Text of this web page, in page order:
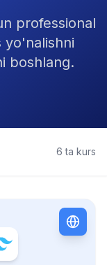
professional
yo'nalishni
boshlang.
6 ta kurs